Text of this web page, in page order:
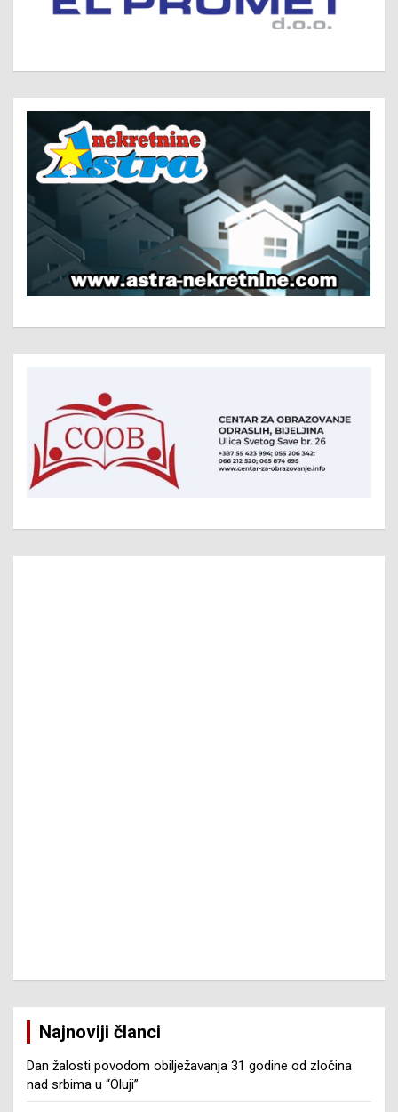
Najnoviji članci
Dan žalosti povodom obilježavanja 31 godine od zločina
nad srbima u “Oluji”